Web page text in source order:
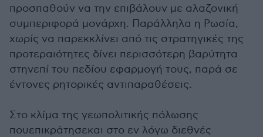
προσπαθούν να την επιβάλουν με αλαζονική
συμπεριφορά μονάρχη. Παράλληλα η Ρωσία,
χωρίς να παρεκκλίνει από τις στρατηγικές της
προτεραιότητες δίνει περισσότερη βαρύτητα
στηνεπί του πεδίου εφαρμογή τους, παρά σε
έντονες ρητορικές αντιπαραθέσεις.
Στο κλίμα της γεωπολιτικής πόλωσης
πουεπικράτησεκαι στο εν λόγω διεθνές